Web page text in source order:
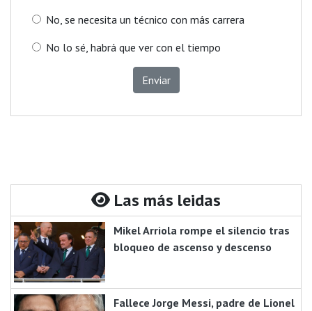
No, se necesita un técnico con más carrera
No lo sé, habrá que ver con el tiempo
Enviar
Las más leidas
Mikel Arriola rompe el silencio tras
bloqueo de ascenso y descenso
Fallece Jorge Messi, padre de Lionel